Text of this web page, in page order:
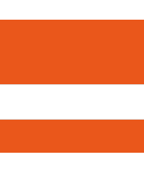
olmalı.